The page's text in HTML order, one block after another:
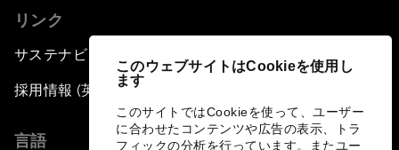
このウェブサイトはCookieを使用し
ます
このサイトではCookieを使って、ユーザー
に合わせたコンテンツや広告の表示、トラ
フィックの分析を行っています。またユー
リンク
サステナビリティへの取り組み
採用情報 (英語のみ)
言語